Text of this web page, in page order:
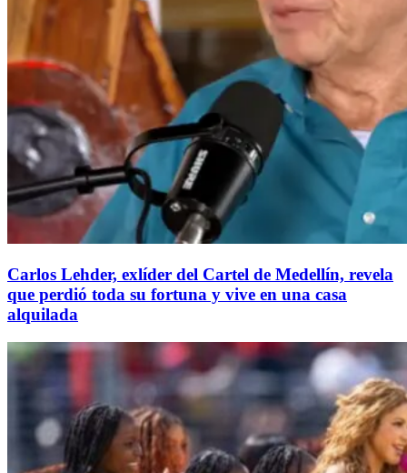
Carlos Lehder, exlíder del Cartel de Medellín, revela
que perdió toda su fortuna y vive en una casa
alquilada